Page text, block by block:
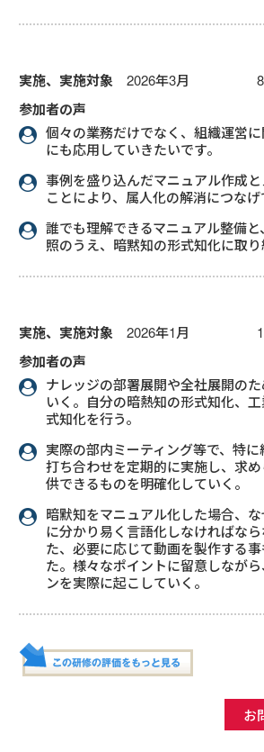
実施、実施対象 2026年3月 8
参加者の声
個々の業務だけでなく、組織運営
にも応用していきたいです。
事例を盛り込んだマニュアル作成
ことにより、属人化の解消につなげ
誰でも理解できるマニュアル整備
照のうえ、暗黙知の形式知化に取り
実施、実施対象 2026年1月
参加者の声
ナレッジの部署展開や全社展開の
いく。自分の暗熱知の形式知化、
式知化を行う。
実際の部内ミーティング等で、特
打ち合わせを定期的に実施し、求
供できるものを明確化していく。
暗默知をマニュアル化した場合、
に分かり易く言語化しなければな
た、必要に応じて動画を製作する
た。様々なポイントに留意しなが
ンを実際に起こしていく。
お